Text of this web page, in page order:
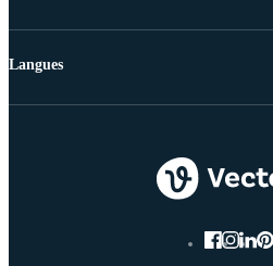
Langues